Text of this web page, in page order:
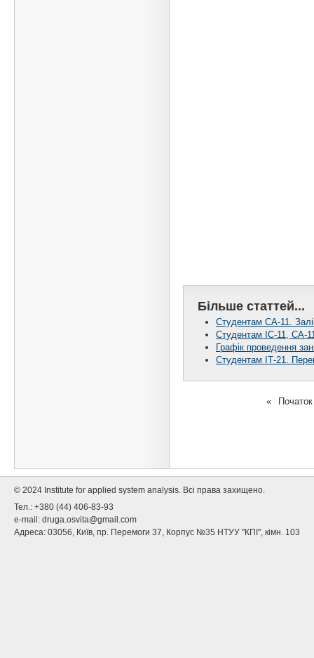
Більше статтей...
Студентам СА-11.
Студентам ІС-11, СА-
Графік проведення
Студентам ІТ-21.
« Початок
© 2024 Institute for applied system analysis. Всі права захищено.
Тел.: +380 (44) 406-83-93
e-mail: druga.osvita@gmail.com
Адреса: 03056, Київ, пр. Перемоги 37, Корпус №35 НТУУ "КПІ", кімн. 103